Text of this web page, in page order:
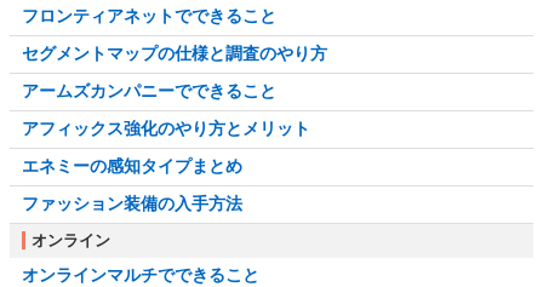
フロンティアネットでできること
セグメントマップの仕様と調査のやり方
アームズカンパニーでできること
アフィックス強化のやり方とメリット
エネミーの感知タイプまとめ
ファッション装備の入手方法
オンライン
オンラインマルチでできること